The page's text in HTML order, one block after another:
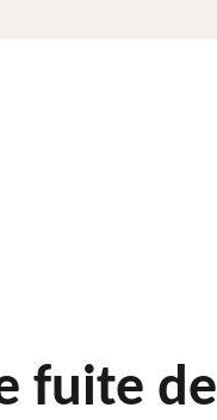
fuite de